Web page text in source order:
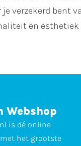
verzekerd bent
en
Webshop
is dé online
het grootste